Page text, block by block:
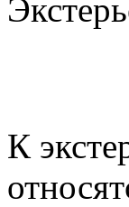
К